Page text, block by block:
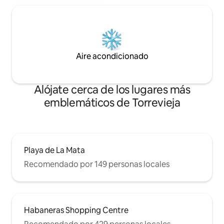
Aire acondicionado
Alójate cerca de los lugares más
emblemáticos de Torrevieja
Playa de La Mata
Recomendado por 149 personas locales
Habaneras Shopping Centre